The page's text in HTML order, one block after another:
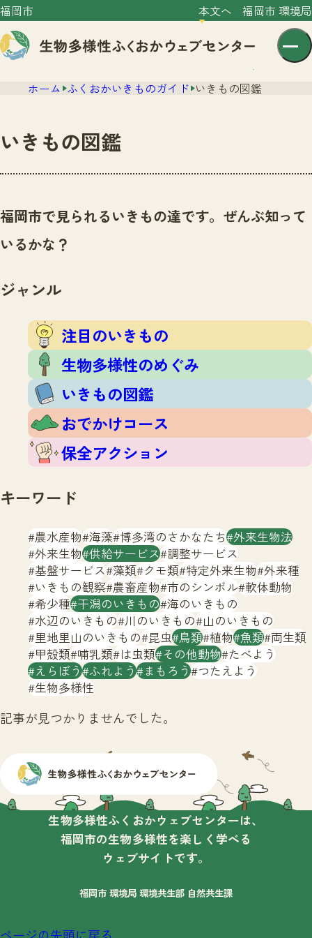
福岡市 本文へ 福岡市 環境局
文字サイズ 小 中 大
センター紹介
センター紹介TOP
サイトポリシー
ニュース
いきものガイド
注目のいきもの
生物多様性のめぐみ
いきもの図鑑
おでかけコース
保全アクション
イベント
いきもの調査隊
調査レポート
調査レポートTOP
調査結果
ふくおかいきものマップ
マッチング
マッチングTOP
掲載申し込みフォーム
お問合せ
生物多様性ふくおかウェブセンターとは
サイトマップ
ホーム ふくおかいきものガイド いきもの図鑑
いきもの図鑑
福岡市で見られるいきもの達です。ぜんぶ知って
いるかな？
ジャンル
注目のいきもの
生物多様性のめぐみ
いきもの図鑑
おでかけコース
保全アクション
キーワード
農水産物 海藻 博多湾のさかなたち 外来生物法
外来生物 供給サービス 調整サービス
基盤サービス 藻類 クモ類 特定外来生物 外来種
いきもの観察 農畜産物 市のシンボル 軟体動物
希少種 干潟のいきもの 海のいきもの
水辺のいきもの 川のいきもの 山のいきもの
里地里山のいきもの 昆虫 鳥類 植物 魚類 両生類
甲殻類 哺乳類 は虫類 その他動物 たべよう
えらぼう ふれよう まもろう つたえよう
生物多様性
記事が見つかりませんでした。
生物多様性ふくおかウェブセンターは、
福岡市の生物多様性を楽しく学べる
ウェブサイトです。
福岡市 環境局 環境共生部 自然共生課